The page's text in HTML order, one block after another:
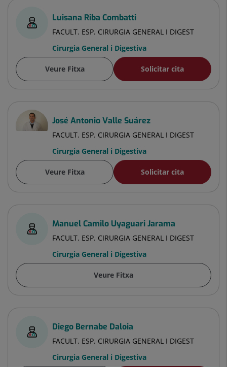
Luisana Riba Combatti
FACULT. ESP. CIRURGIA GENERAL I DIGEST
Cirurgia General i Digestiva
Veure Fitxa Solicitar cita
José Antonio Valle Suárez
FACULT. ESP. CIRURGIA GENERAL I DIGEST
Cirurgia General i Digestiva
Veure Fitxa Solicitar cita
Manuel Camilo Uyaguari Jarama
FACULT. ESP. CIRURGIA GENERAL I DIGEST
Cirurgia General i Digestiva
Veure Fitxa
Diego Bernabe Daloia
FACULT. ESP. CIRURGIA GENERAL I DIGEST
Cirurgia General i Digestiva